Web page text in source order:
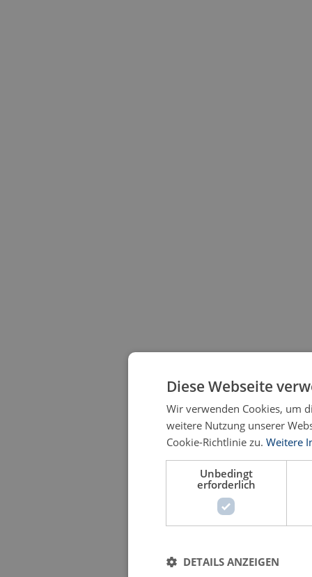
Diese Webseite
Wir verwenden Cookies, um
weitere Nutzung unserer
Cookie-Richtlinie zu. Weitere
Unbedingt
erforderlich
DETAILS ANZEIGEN